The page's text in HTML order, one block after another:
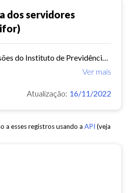
dos servidores
Ver mais
Atualização: 16/11/2022
a esses registros usando a API (veja